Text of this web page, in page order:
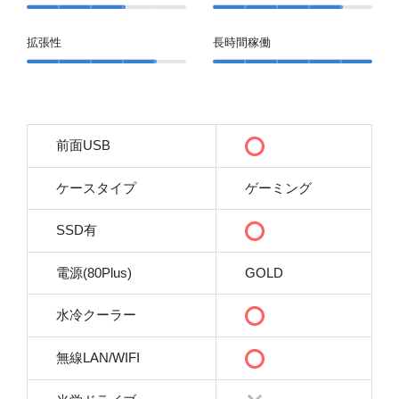
拡張性 長時間稼働
前面USB
ケースタイプ ゲーミング
SSD有
電源(80Plus) GOLD
水冷クーラー
無線LAN/WIFI